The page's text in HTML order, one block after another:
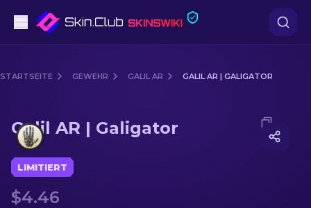
Gewehr
Scharfschützengewehr
Messer
STARTSEITE GEWEHR GALIL AR GALIL AR | GALIGATOR
Media of Galil AR | Galigator
Galil AR | Galigator
LIMITIERT
$4.46